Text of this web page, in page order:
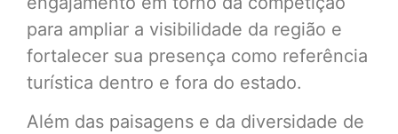
para ampliar a visibilidade da região e
fortalecer sua presença como referência
turística dentro e fora do estado.
Além das paisagens e da diversidade de